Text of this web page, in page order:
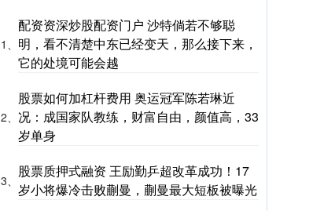
1、
配资资深炒股配资门户 沙特倘若不够聪
明，看不清楚中东已经变天，那么接下来，
它的处境可能会越
2、
股票如何加杠杆费用 奥运冠军陈若琳近
况：成国家队教练，财富自由，颜值高，33
岁单身
3、
股票质押式融资 王励勤乒超改革成功！17
岁小将爆冷击败蒯曼，蒯曼最大短板被曝光